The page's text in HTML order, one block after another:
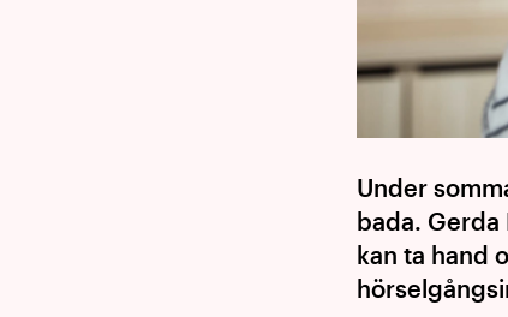
Under
bada.
kan ta hand